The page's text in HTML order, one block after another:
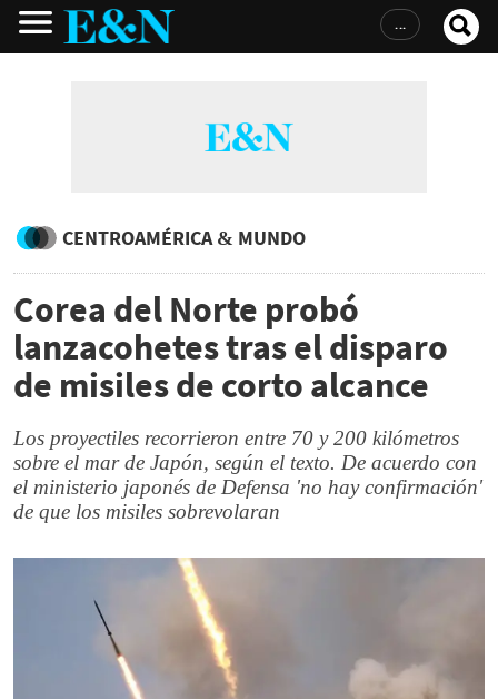
...
CENTROAMÉRICA & MUNDO
Corea del Norte probó
lanzacohetes tras el disparo
de misiles de corto alcance
Los proyectiles recorrieron entre 70 y 200 kilómetros
sobre el mar de Japón, según el texto. De acuerdo con
el ministerio japonés de Defensa 'no hay confirmación'
de que los misiles sobrevolaran